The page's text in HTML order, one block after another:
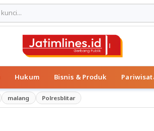
Hukum Bisnis & Produk
malang Polresblitar